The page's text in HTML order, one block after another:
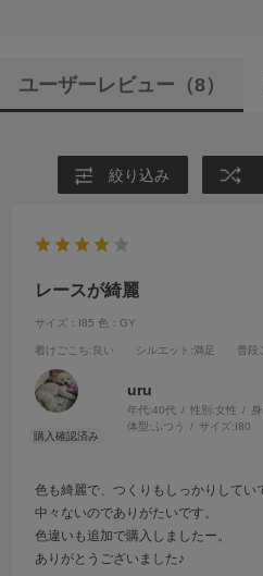
ユーザーレビュー （8）
絞り込み
レースが綺麗
サイズ：I85 色：GY
着けごこち:良い シルエット :満足 普段
uru
年代:40代 性別:女性
体型: ふつう サイズ:I80
色も綺麗で、つくりもしっかりしてい
中々ないのでありがたいです。
色違いも追加で購入しましたー。
ありがとうございました♪